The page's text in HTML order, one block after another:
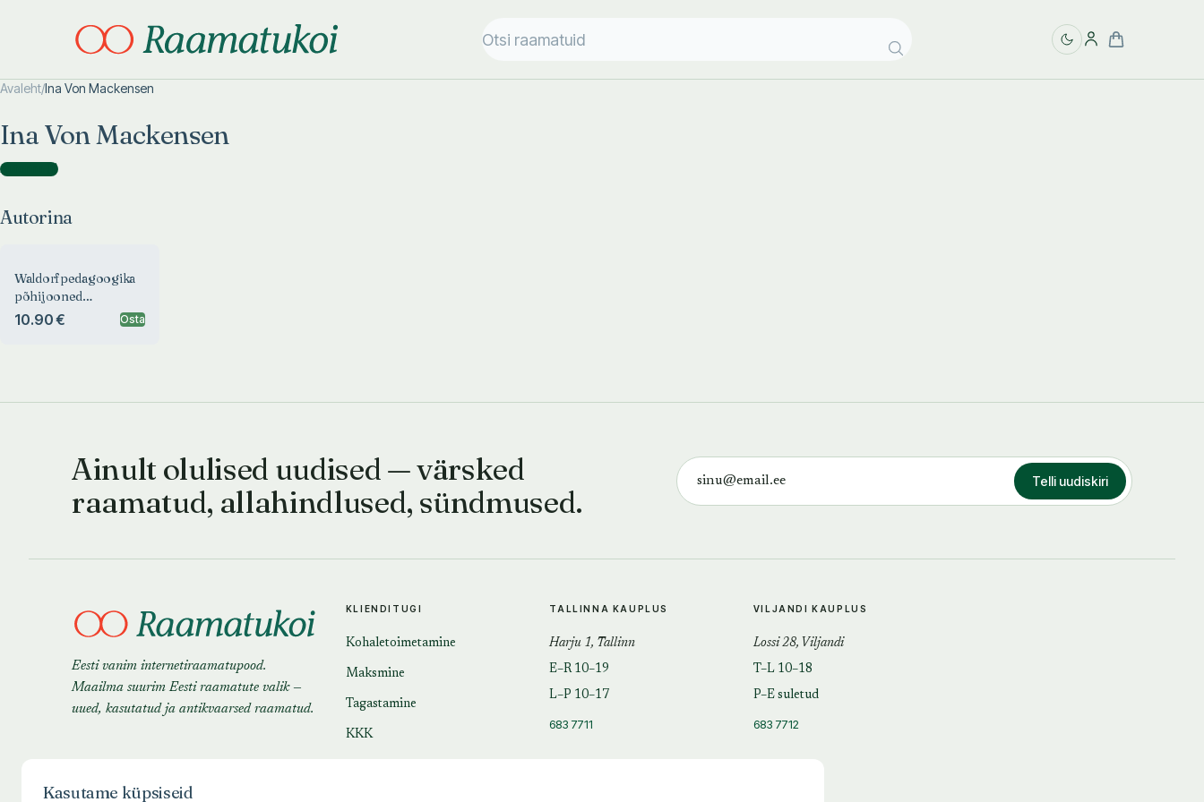
Avaleht/Ina Von Mackensen
Ina Von Mackensen
Autorina )
Autorina
Waldorfpedagoogika
põhijooned
lapsepõlves: sünnist
10.90 € Osta
Ainult olulised uudised — värsked
raamatud, allahindlused, sündmused.
Telli uudiskiri
Eesti vanim internetiraamatupood.
Maailma suurim Eesti raamatute valik —
uued, kasutatud ja antikvaarsed raamatud.
KLIENDITUGI
Kohaletoimetamine
Maksmine
Tagastamine
KKK
TALLINNA KAUPLUS
Harju 1, Tallinn
E–R 10–19
L–P 10–17
683 7711
VILJANDI KAUPLUS
Lossi 28, Viljandi
T–L 10–18
P–E suletud
683 7712
Kasutame küpsiseid